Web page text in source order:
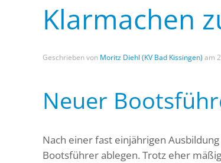
Klarmachen
Geschrieben von Moritz Diehl (KV Bad Kissingen) am
Neuer
Nach einer fast einjährigen
Bootsführer ablegen. Trotz eher